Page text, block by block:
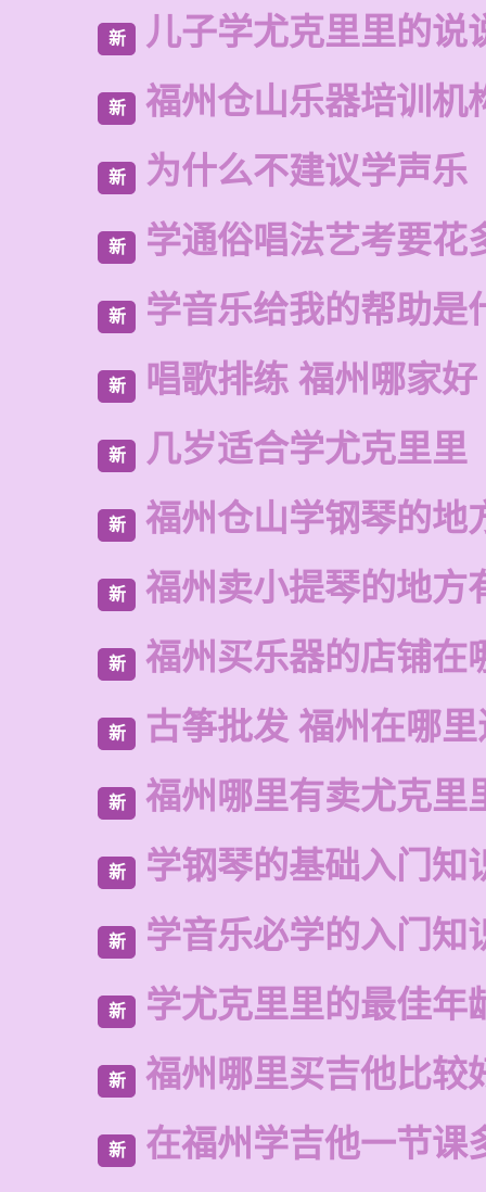
新 儿子学尤克里里的说
新 福州仓山乐器培训机
新 为什么不建议学声乐
新 学通俗唱法艺考要花
新 学音乐给我的帮助是
新 唱歌排练 福州哪家好
新 几岁适合学尤克里里
新 福州仓山学钢琴的地
新 福州卖小提琴的地方
新 福州买乐器的店铺在
新 古筝批发 福州在哪
新 福州哪里有卖尤克里
新 学钢琴的基础入门知
新 学音乐必学的入门知
新 学尤克里里的最佳年
新 福州哪里买吉他比较
新 在福州学吉他一节课